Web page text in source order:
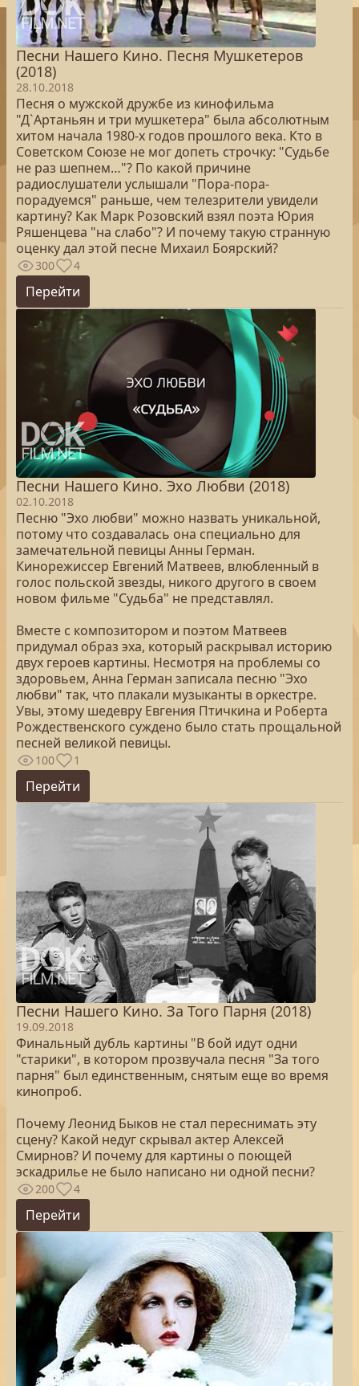
Песни Нашего Кино. Песня Мушкетеров
(2018)
28.10.2018
Песня о мужской дружбе из кинофильма
"Д`Артаньян и три мушкетера" была абсолютным
хитом начала 1980-х годов прошлого века. Кто в
Советском Союзе не мог допеть строчку: "Судьбе
не раз шепнем…"? По какой причине
радиослушатели услышали "Пора-пора-
порадуемся" раньше, чем телезрители увидели
картину? Как Марк Розовский взял поэта Юрия
Ряшенцева "на слабо"? И почему такую странную
оценку дал этой песне Михаил Боярский?
300 4
Перейти
Песни Нашего Кино. Эхо Любви (2018)
02.10.2018
Песню "Эхо любви" можно назвать уникальной,
потому что создавалась она специально для
замечательной певицы Анны Герман.
Кинорежиссер Евгений Матвеев, влюбленный в
голос польской звезды, никого другого в своем
новом фильме "Судьба" не представлял.
Вместе с композитором и поэтом Матвеев
придумал образ эха, который раскрывал историю
двух героев картины. Несмотря на проблемы со
здоровьем, Анна Герман записала песню "Эхо
любви" так, что плакали музыканты в оркестре.
Увы, этому шедевру Евгения Птичкина и Роберта
Рождественского суждено было стать прощальной
песней великой певицы.
100 1
Перейти
Песни Нашего Кино. За Того Парня (2018)
19.09.2018
Финальный дубль картины "В бой идут одни
"старики", в котором прозвучала песня "За того
парня" был единственным, снятым еще во время
кинопроб.
Почему Леонид Быков не стал переснимать эту
сцену? Какой недуг скрывал актер Алексей
Смирнов? И почему для картины о поющей
эскадрилье не было написано ни одной песни?
200 4
Перейти